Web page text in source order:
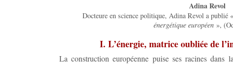
Adina Revol
Docteure en science politique, Adina Revol a publié «
énergétique européen»,
I. L’énergie, matrice oubliée de
La construction européenne puise ses racines